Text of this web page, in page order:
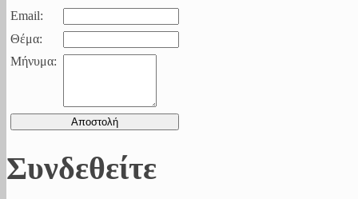
Email:
Θέμα:
Μήνυμα:
Συνδεθείτε